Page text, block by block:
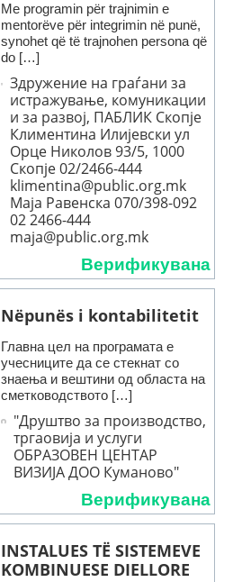
Me programin për trajnimin e
mentorëve për integrimin në punë,
synohet që të trajnohen persona që
do […]
Здружение на граѓани за
истражување, комуникации
и за развој, ПАБЛИК Скопје
Климентина Илијевски ул
Орце Николов 93/5, 1000
Скопје 02/2466-444
klimentina@public.org.mk
Маја Равенска 070/398-092
02 2466-444
maja@public.org.mk
Верификувана
Nëpunës i kontabilitetit
Главна цел на програмата е
учесниците да се стекнат со
знаења и вештини од областа на
сметководството […]
"Друштво за производство,
тргaовија и услуги
ОБРАЗОВЕН ЦЕНТАР
ВИЗИЈА ДОО Куманово"
Верификувана
INSTALUES TË SISTEMEVE
KOMBINUESE DIELLORE